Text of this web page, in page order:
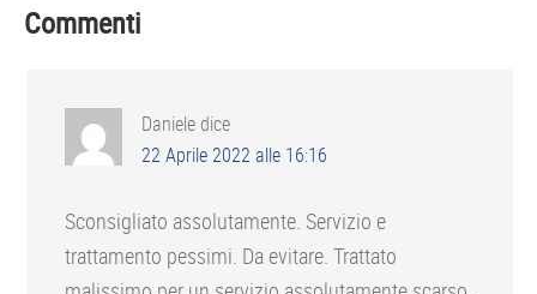
Interazioni
lettore
Commenti
Daniele dice
22 Aprile 2022 alle 16:16
Sconsigliato assolutamente. Servizio e
trattamento pessimi. Da evitare. Trattato